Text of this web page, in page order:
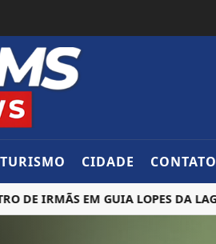
TURISMO CIDADE CONTATO
IRMÃS EM GUIA LOPES DA LAGUNA